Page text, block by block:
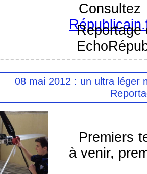
Reportage
08 mai 2012 : un ultra léger
Premiers
à venir,